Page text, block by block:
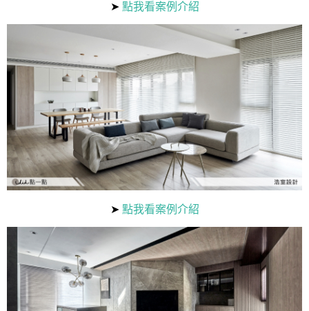
➤ 點我看案例介紹
➤ 點我看案例介紹
裝潢進階計算機
裝潢圖紙免費健檢
商業空間
小坪數
51坪以上
風格
休閒
北歐
古典
鄉村
日式
中式
150萬以內
151萬~250萬
251萬以上
台北市
桃園 新竹 竹北
台中
台南 高雄
360環景體驗
你家我家 Podcast
虛擬線上裝潢
房屋仲介方案
室內設計師方案
傢俱建材商方案
一般屋主方案
裝潢輕鬆點
2房2聽 - 基本版
2房2廳 - 精裝版
3房2聽 - 基本版
系統櫃
老屋翻新
主題精選
設計知識+
國外案例
全站搜尋
台北市
新北市
桃園市
新竹市
徵設計師